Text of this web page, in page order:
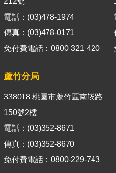
政
資
全
政
網
站
電話：(03)478-1974
傳真：(03)478-0171
免付費電話：0800-321-420
蘆竹分局
338018 桃園市蘆竹區南崁路
150號2樓
電話：(03)352-8671
傳真：(03)352-8670
免付費電話：0800-229-743